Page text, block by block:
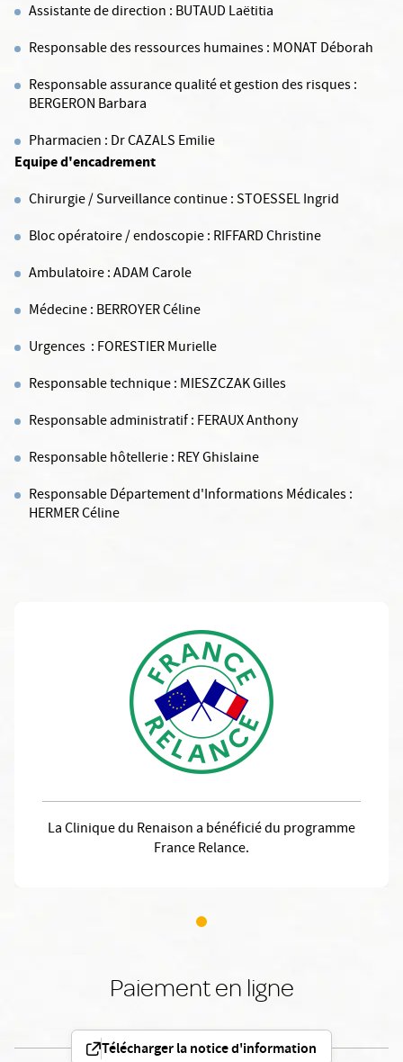
Assistante de direction : BUTAUD Laëtitia
Responsable des ressources humaines : MONAT Déborah
Responsable assurance qualité et gestion des risques :
BERGERON Barbara
Pharmacien : Dr CAZALS Emilie
Equipe d'encadrement
Chirurgie / Surveillance continue : STOESSEL Ingrid
Bloc opératoire / endoscopie : RIFFARD Christine
Ambulatoire : ADAM Carole
Médecine : BERROYER Céline
Urgences : FORESTIER Murielle
Responsable technique : MIESZCZAK Gilles
Responsable administratif : FERAUX Anthony
Responsable hôtellerie : REY Ghislaine
Responsable Département d'Informations Médicales :
HERMER Céline
La Clinique du Renaison a bénéficié du programme
France Relance.
Paiement en ligne
Télécharger la notice d'information